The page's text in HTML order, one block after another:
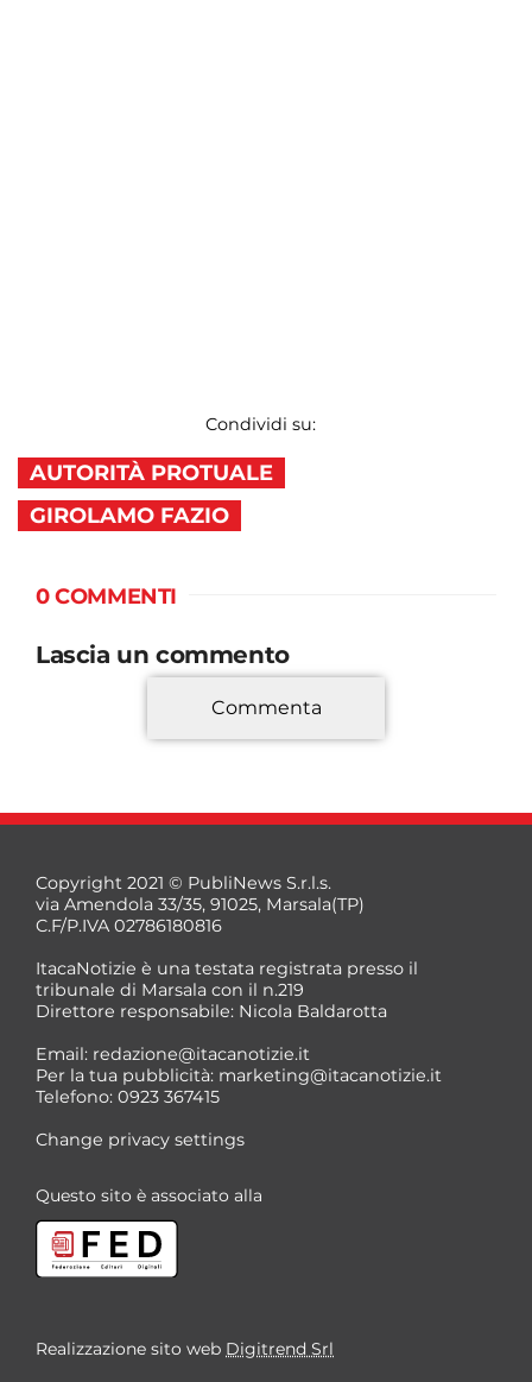
Condividi su:
AUTORITÀ PROTUALE
GIROLAMO FAZIO
0 COMMENTI
Lascia un commento
*
*
Commenta
Copyright 2021 © PubliNews S.r.l.s.
via Amendola 33/35, 91025, Marsala(TP)
C.F/P.IVA 02786180816
ItacaNotizie è una testata registrata presso il
tribunale di Marsala con il n.219
Direttore responsabile: Nicola Baldarotta
Email: redazione@itacanotizie.it
Per la tua pubblicità: marketing@itacanotizie.it
Telefono: 0923 367415
Change privacy settings
Questo sito è associato alla
Realizzazione sito web Digitrend Srl